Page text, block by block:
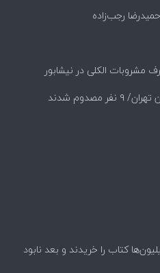
شدند
کتاب را خریدند و بعد نابود